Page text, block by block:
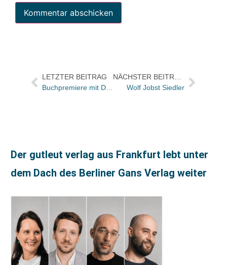
LETZTER BEITRAG
Buchpremiere mit David Ranan in Berlin
Wolf Jobst Siedler
Der gutleut verlag aus Frankfurt lebt unter
dem Dach des Berliner Gans Verlag weiter